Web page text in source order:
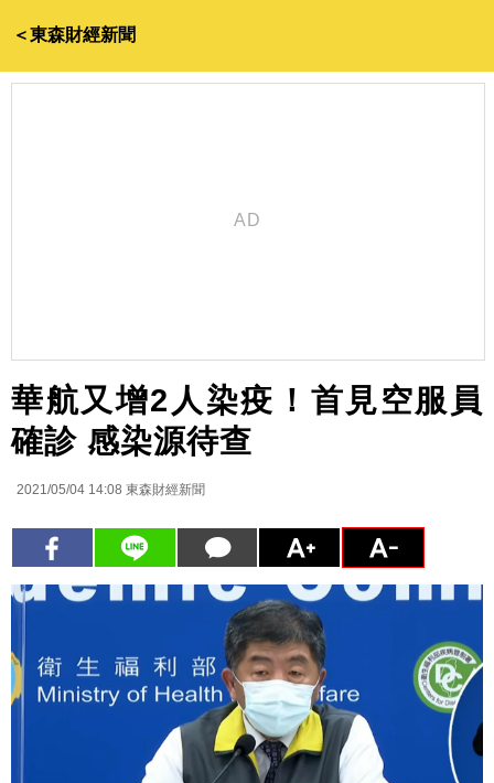
＜東森財經新聞
華航又增2人染疫！首見空服員
確診 感染源待查
2021/05/04 14:08 東森財經新聞